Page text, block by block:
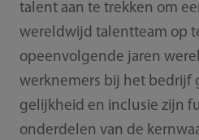
talent aan te trekken om
wereldwijd talentteam op
opeenvolgende jaren
werknemers bij het bedrijf
gelijkheid en inclusie zijn
onderdelen van de